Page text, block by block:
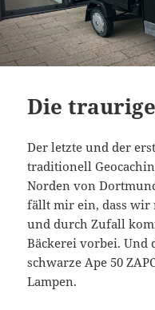
Die
Der letzte und der
traditionell
Norden von
fällt mir ein, dass wir
und durch Zufall
Bäckerei vorbei. Und
schwarze Ape 50
Lampen.